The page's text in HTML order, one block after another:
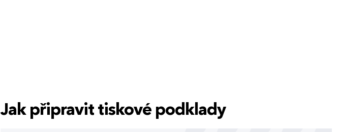
Jak připravit tiskové podklady